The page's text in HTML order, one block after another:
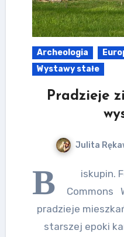
Archeologia
Wystawy stałe
Pradzieje
Julita
B
iskupin.
Commons
pradzieje
starszej epoki